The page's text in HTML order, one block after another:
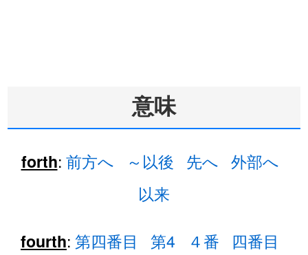
意味
forth: 前方へ ～以後 先へ 外部へ
以来
fourth: 第四番目 第4 ４番
四番目